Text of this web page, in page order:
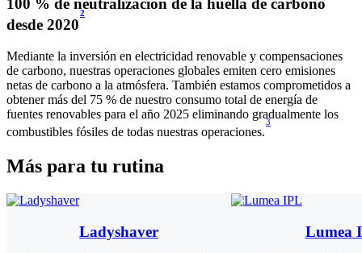
100 % de neutralización de la huella de carbono
desde 2020
2
Mediante la inversión en electricidad renovable y compensaciones
de carbono, nuestras operaciones globales emiten cero emisiones
netas de carbono a la atmósfera. También estamos comprometidos a
obtener más del 75 % de nuestro consumo total de energía de
fuentes renovables para el año 2025 eliminando gradualmente los
combustibles fósiles de todas nuestras operaciones.
3
Más para tu rutina
Ladyshaver Lumea